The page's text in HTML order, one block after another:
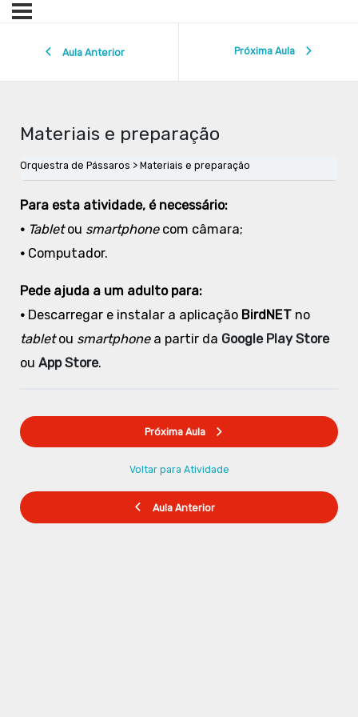
Aula Anterior Próxima Aula
Materiais e preparação
Orquestra de Pássaros Materiais e preparação
Para esta atividade, é necessário:
• Tabletou smartphone com câmara;
• Computador.
Pede ajuda a um adulto para:
•Descarregar e instalar a aplicação BirdNETno
tabletou smartphone a partir da Google Play Store
ou App Store.
Aula Anterior
Voltar para Atividade
Próxima Aula